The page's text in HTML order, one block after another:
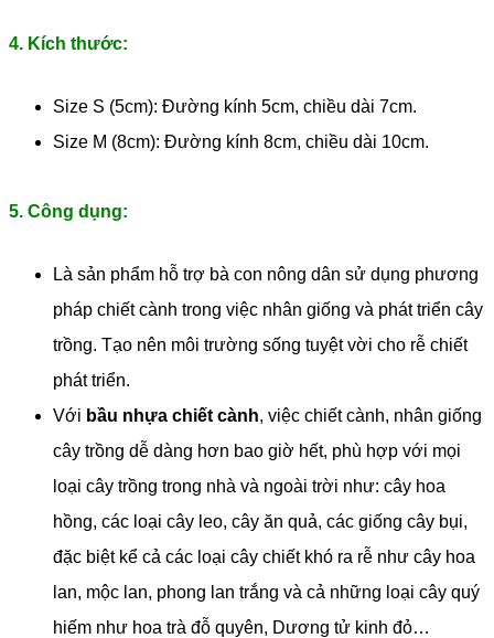
4. Kích thước:
Size S (5cm): Đường kính 5cm, chiều dài 7cm.
Size M (8cm): Đường kính 8cm, chiều dài 10cm.
5. Công dụng:
Là sản phẩm hỗ trợ bà con nông dân sử dụng phương
pháp chiết cành trong việc nhân giống và phát triển cây
trồng. Tạo nên môi trường sống tuyệt vời cho rễ chiết
phát triển.
Với bầu nhựa chiết cành, việc chiết cành, nhân giống
cây trồng dễ dàng hơn bao giờ hết, phù hợp với mọi
loại cây trồng trong nhà và ngoài trời như: cây hoa
hồng, các loại cây leo, cây ăn quả, các giống cây bụi,
đặc biệt kể cả các loại cây chiết khó ra rễ như cây hoa
lan, mộc lan, phong lan trắng và cả những loại cây quý
hiếm như hoa trà đỗ quyên, Dương tử kinh đỏ…